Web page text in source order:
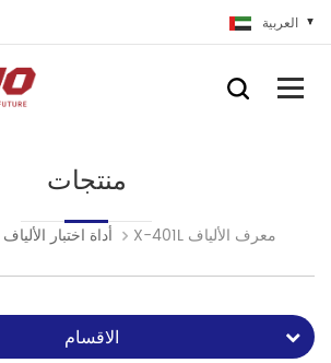
العربية
منتجات
أداة اختبار الألياف
X-401L معرف الألياف
الاقسام